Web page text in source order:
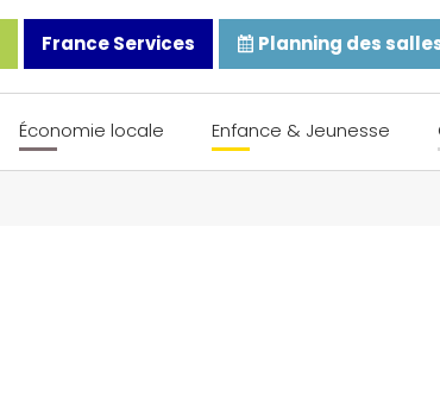
France Services Planning des
Économie locale Enfance & Jeunesse